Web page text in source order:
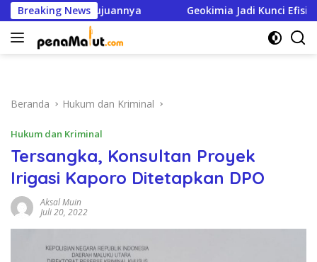
Langsung
ke
konten
Breaking News Geokimia Jadi Kunci Efisiensi
Beranda Hukum dan Kriminal
Hukum dan Kriminal
Tersangka, Konsultan Proyek
Irigasi Kaporo Ditetapkan DPO
Aksal Muin
Juli 20, 2022